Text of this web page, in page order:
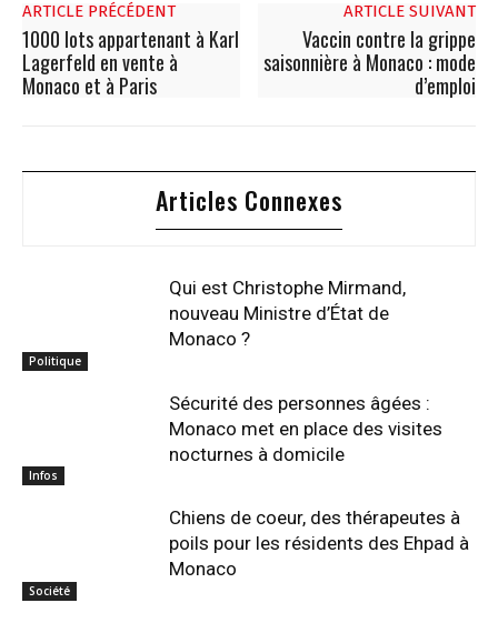
ARTICLE PRÉCÉDENT
1000 lots appartenant à Karl
Lagerfeld en vente à
Monaco et à Paris
ARTICLE SUIVANT
Vaccin contre la grippe
saisonnière à Monaco : mode
d’emploi
Articles Connexes
Politique
Qui est Christophe Mirmand,
nouveau Ministre d’État de
Monaco ?
Infos
Sécurité des personnes âgées :
Monaco met en place des visites
nocturnes à domicile
Société
Chiens de coeur, des thérapeutes à
poils pour les résidents des Ehpad à
Monaco